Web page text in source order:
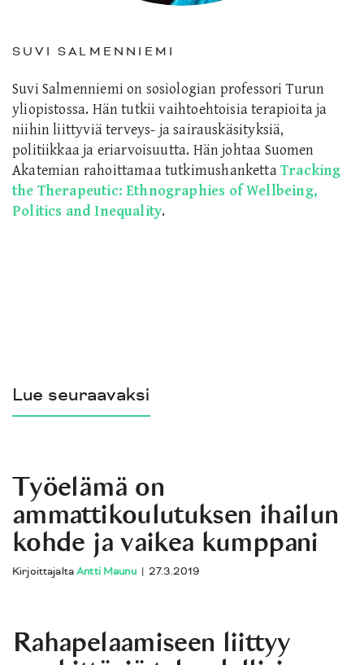
SUVI SALMENNIEMI
Suvi Salmenniemi on sosiologian professori Turun
yliopistossa. Hän tutkii vaihtoehtoisia terapioita ja
niihin liittyviä terveys- ja sairauskäsityksiä,
politiikkaa ja eriarvoisuutta. Hän johtaa Suomen
Akatemian rahoittamaa tutkimushankettaTracking
the Therapeutic: Ethnographies of Wellbeing,
Politics and Inequality.
Lue seuraavaksi
Työelämä on
ammattikoulutuksen ihailun
kohde ja vaikea kumppani
KirjoittajaltaAntti Maunu | 27.3.2019
Rahapelaamiseen liittyy